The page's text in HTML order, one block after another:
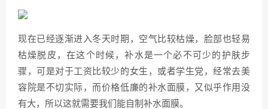
现在已经逐渐进入冬天时期，空气比较枯燥，脸部也轻易
枯燥脱皮，在这个时候，补水是一个必不可少的护肤步
骤，可是对于工资比较少的女生，或者学生党，经常去美
容院是不切实际，而价格低廉的补水面膜，又似乎作用没
有大，所以这就需要我们能自制补水面膜。